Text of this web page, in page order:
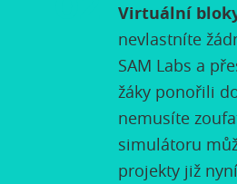
Virtuální
nevlastníte
SAM Labs a
žáky ponořili
nemusíte
simulátoru
projekty již